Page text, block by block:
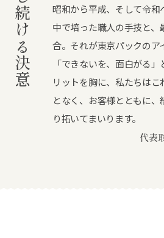
昭和から平成、そして令和
中で培った職人の手技と、
合。それが東京パックのア
「できないを、面白がる
リットを胸に、私たちは
となく、お客様とともに
り拓いてまいります。
代表